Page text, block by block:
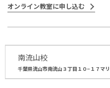
オンライン教室に申し込む
南流山校
千葉県流山市南流山３丁目１０−１７マ